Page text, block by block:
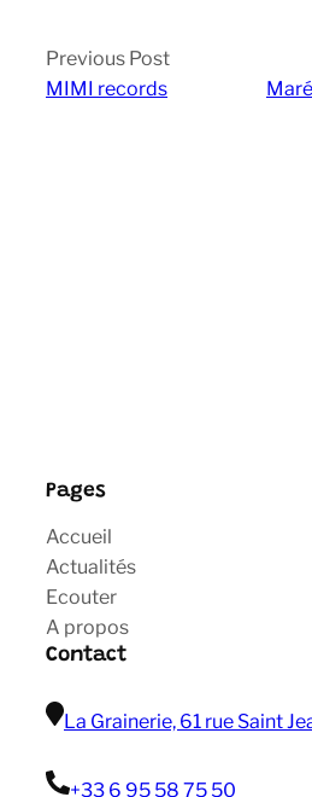
Previous Post
MIMI records
Pages
Accueil
Actualités
Ecouter
A propos
Contact
La Grainerie, 61 rue Saint
+33 6 95 58 75 50